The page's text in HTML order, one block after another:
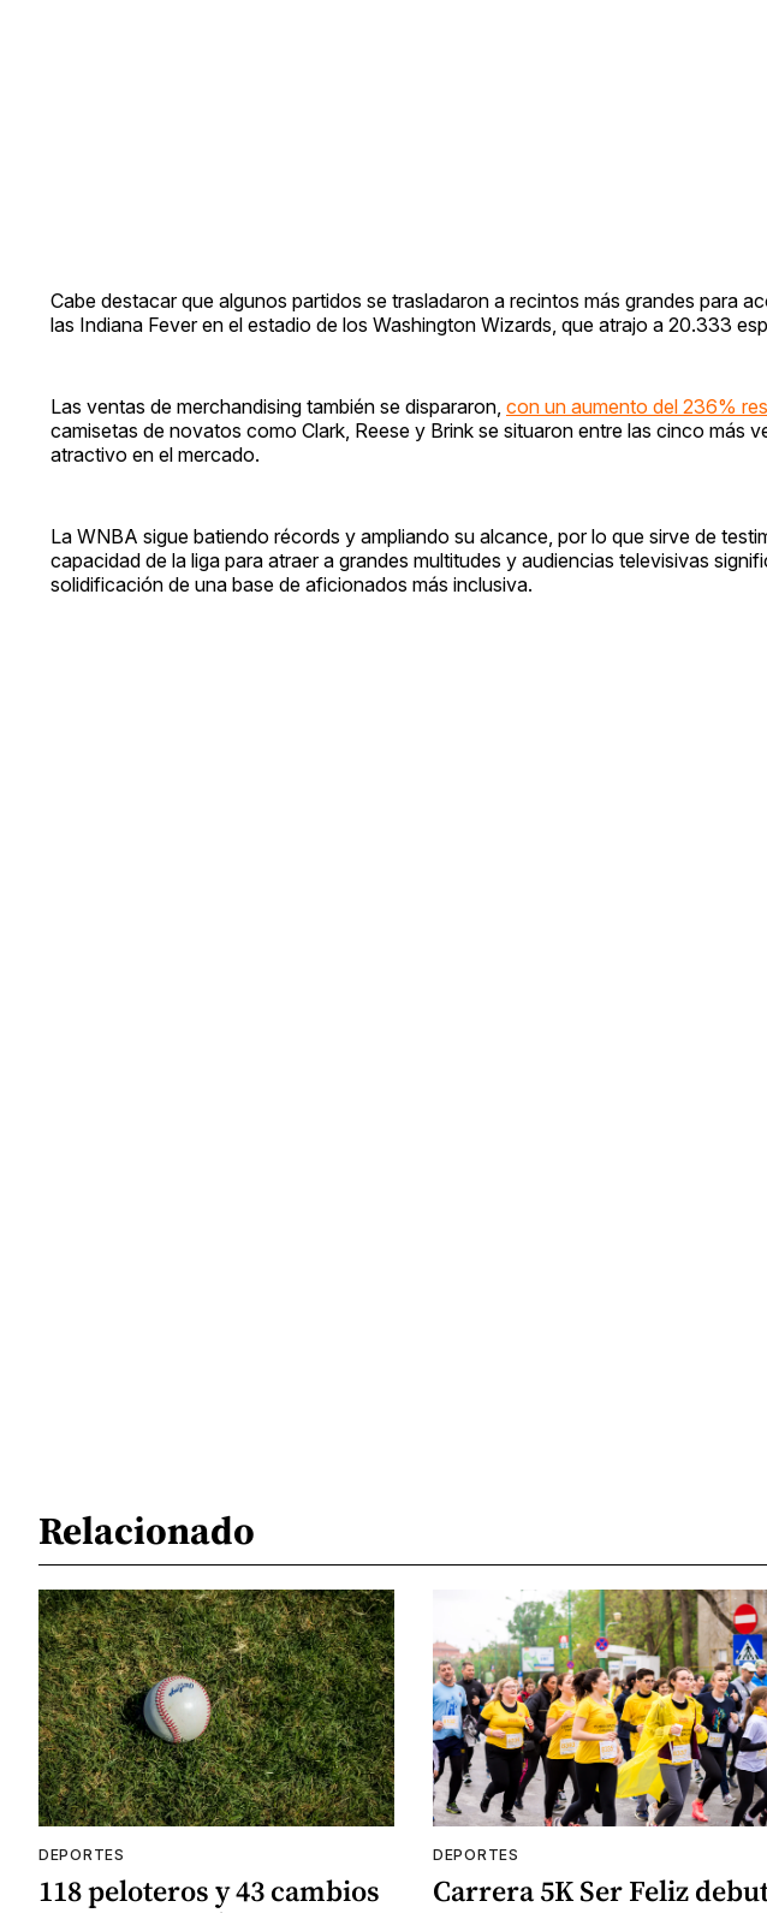
Cabe destacar que algunos partidos se trasladaron a recintos más grandes para
las Indiana Fever en el estadio de los Washington Wizards, que atrajo a 20.333
Las ventas de merchandising también se dispararon, con un aumento del 236%
camisetas de novatos como Clark, Reese y Brink se situaron entre las cinco más
atractivo en el mercado.
La WNBA sigue batiendo récords y ampliando su alcance, por lo que sirve de
capacidad de la liga para atraer a grandes multitudes y audiencias televisivas
solidificación de una base de aficionados más inclusiva.
Relacionado
DEPORTES
118 peloteros y 43 cambios
DEPORTES
Carrera 5K Ser Feliz